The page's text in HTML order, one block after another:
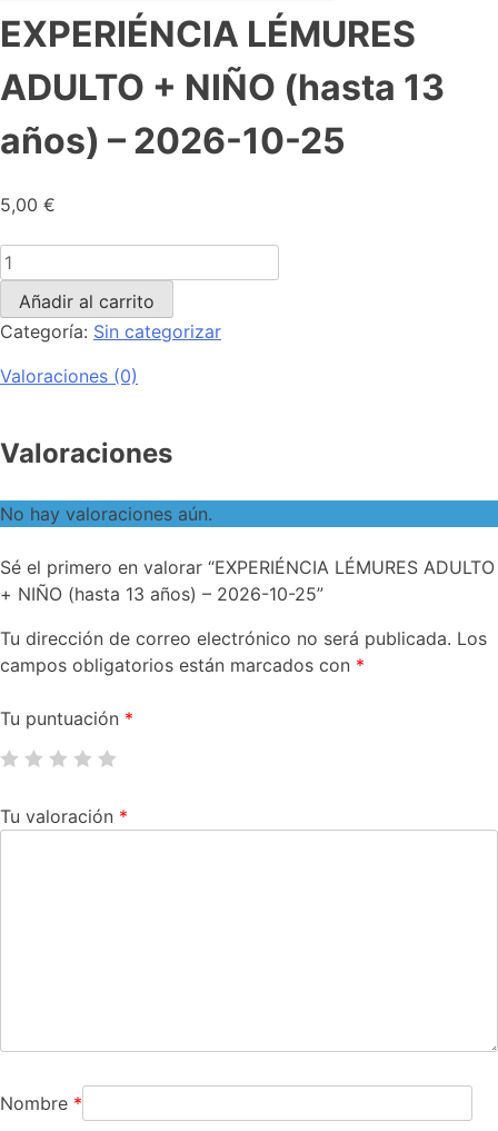
EXPERIÉNCIA LÉMURES
ADULTO + NIÑO (hasta 13
años) – 2026-10-25
5,00 €
Añadir al carrito
Categoría: Sin categorizar
Valoraciones (0)
Valoraciones
No hay valoraciones aún.
Sé el primero en valorar “EXPERIÉNCIA LÉMURES ADULTO
+ NIÑO (hasta 13 años) – 2026-10-25”
Tu dirección de correo electrónico no será publicada. Los
campos obligatorios están marcados con *
Tu puntuación *
Tu valoración *
Nombre *